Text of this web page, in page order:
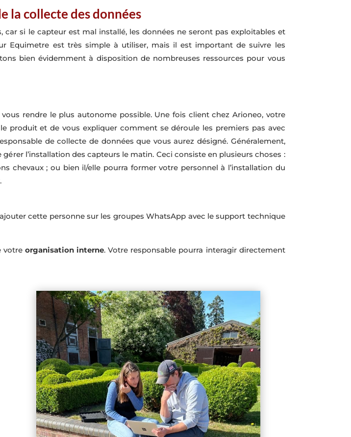
la collecte des données
si le capteur est mal installé, les données ne seront pas exploitables et
Equimetre est très simple à utiliser, mais il est important de suivre les
bien évidemment à disposition de nombreuses ressources pour vous
vous rendre le plus autonome possible. Une fois client chez Arioneo, votre
produit et de vous expliquer comment se déroule les premiers pas avec
de collecte de données que vous aurez désigné. Généralement,
l’installation des capteurs le matin. Ceci consiste en plusieurs choses :
chevaux ; ou bien il/elle pourra former votre personnel à l’installation du
cette personne sur les groupes WhatsApp avec le support technique
votre organisation interne. Votre responsable pourra interagir directement